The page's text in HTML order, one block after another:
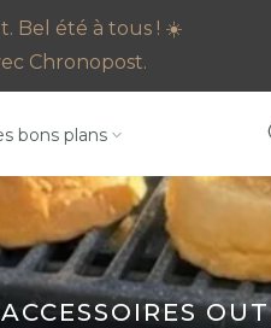
Bel été à tous ! ☀️
Chronopost.
bons plans
ACCESSOIRES